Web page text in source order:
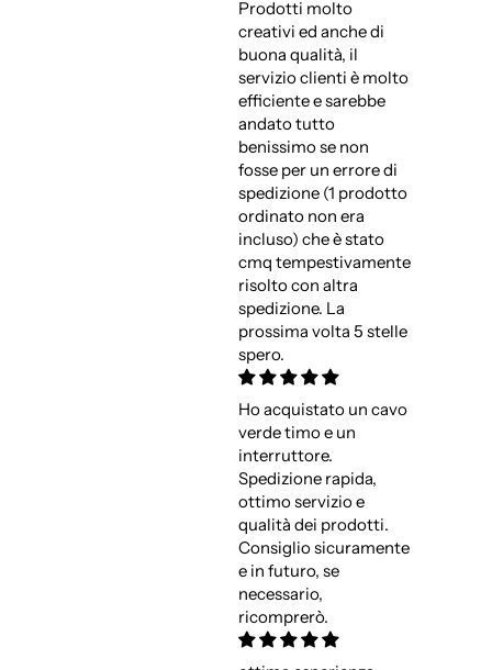
Prodotti molto
creativi ed anche di
buona qualità, il
servizio clienti è molto
efficiente e sarebbe
andato tutto
benissimo se non
fosse per un errore di
spedizione (1 prodotto
ordinato non era
incluso) che è stato
cmq tempestivamente
risolto con altra
spedizione. La
prossima volta 5 stelle
spero.
Ho acquistato un cavo
verde timo e un
interruttore.
Spedizione rapida,
ottimo servizio e
qualità dei prodotti.
Consiglio sicuramente
e in futuro, se
necessario,
ricomprerò.